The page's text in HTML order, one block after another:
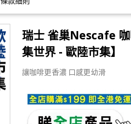
瑞士 雀巢Nescafe
集世界 - 歐陸市集】
讓咖啡更香濃 口感更幼滑